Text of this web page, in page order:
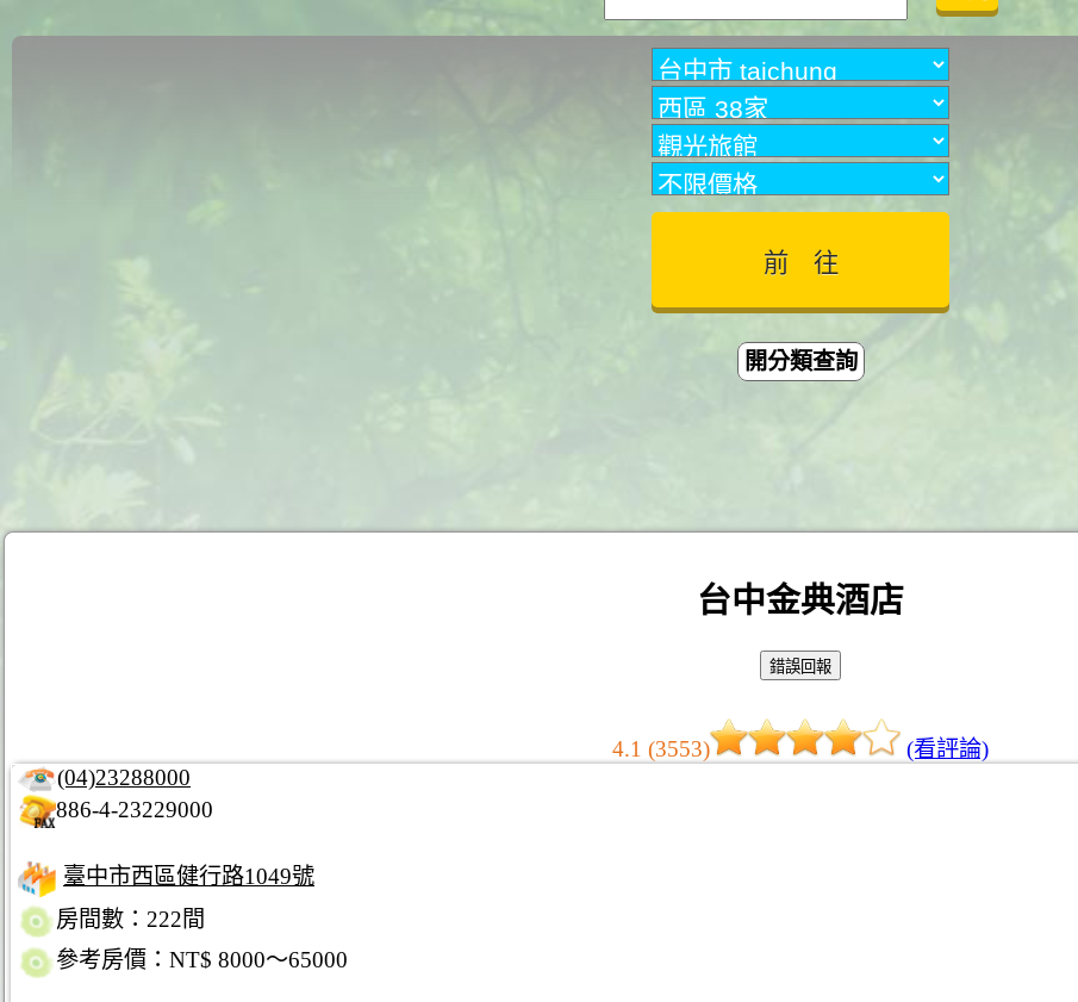
開分類查詢
台中金典酒店
4.1 (3553)
(看評論)
(04)23288000
886-4-23229000
臺中市西區健行路1049號
房間數：222間
參考房價：NT$ 8000～65000